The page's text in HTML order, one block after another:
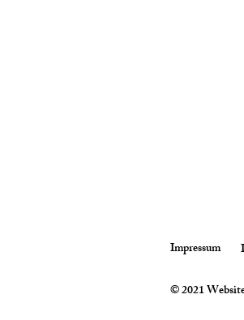
Impressum
© 2021